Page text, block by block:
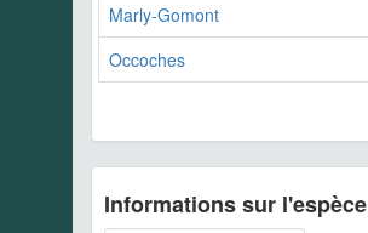
Marly-Gomont
Occoches
Informations sur l'espèce